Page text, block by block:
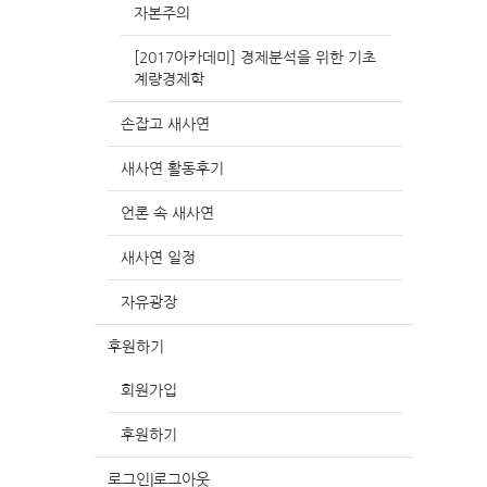
자본주의
[2017아카데미] 경제분석을 위한 기초
계량경제학
손잡고 새사연
새사연 활동후기
언론 속 새사연
새사연 일정
자유광장
후원하기
회원가입
후원하기
로그인|로그아웃